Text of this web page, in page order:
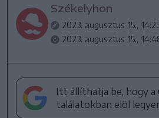
Székelyhon
2023. augusztus 15.,
2023. augusztus 15.,
Itt állíthatja be, hogy a
találatokban elöl